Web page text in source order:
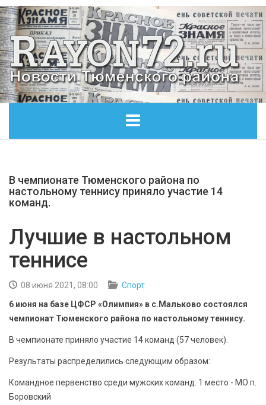
ОБЩЕСТВО
КУЛЬТУРА
СПОРТ
В чемпионате Тюменского района по
настольному теннису приняло участие 14
команд.
Лучшие в настольном
теннисе
08 июня 2021, 08:00
Спорт
6 июня на базе ЦФСР «Олимпия» в с.Мальково состоялся
чемпионат Тюменского района по настольному теннису.
В чемпионате приняло участие 14 команд (57 человек).
Результаты распределились следующим образом:
Командное первенство среди мужских команд: 1 место - МО п.
Боровский